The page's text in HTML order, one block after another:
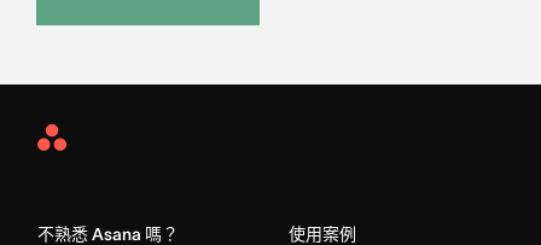
Asana
不熟悉 Asana 嗎？ 使用案例